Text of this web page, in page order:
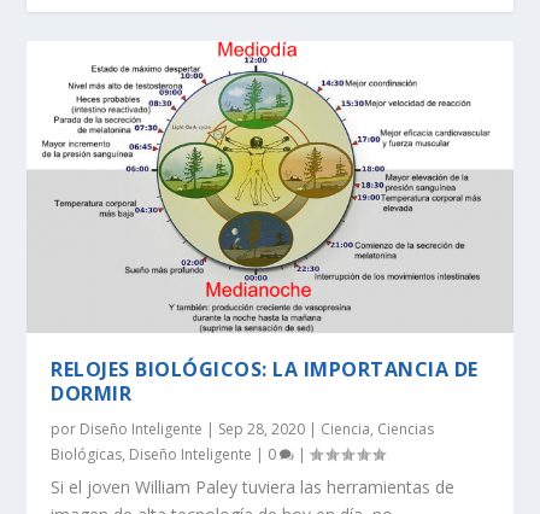
SEGÚN RICHARD DAWKINS, EL ÁRBOL DE LA
VIDA TIENE U...
DAWKINS Y EL DÍA DE DARWIN:
DISTINGUIENDO LA REALI...
EVOLUCIÓN DE LA INFORMACIÓN BIOLÓGICA:
LA DEFINICI...
LA VIDA ES LO MÁS ANTINATURAL DEL
UNIVERSO.
¡CREAMOS LA VIDA! EH, ESPERA UN
MOMENTO…
RELOJES BIOLÓGICOS: LA IMPORTANCIA DE
DORMIR
por Diseño Inteligente | Sep 28, 2020 | Ciencia, Ciencias
Biológicas, Diseño Inteligente | 0 |
Si el joven William Paley tuviera las herramientas de